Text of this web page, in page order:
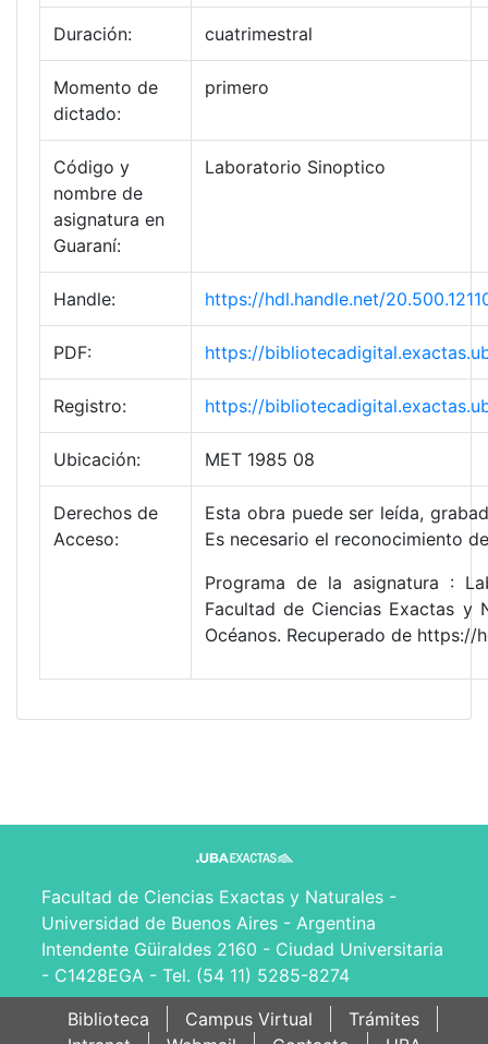
Duración: cuatrimestral
Momento de
dictado:
primero
Código y
nombre de
asignatura en
Guaraní:
Laboratorio Sinoptico
Handle: https://hdl.handle.net/
PDF: https://
Registro: https://
Ubicación: MET 1985 08
Derechos de
Acceso:
Esta obra puede ser leída,
Es necesario el reconocimiento
Programa de la asignatura :
Facultad de Ciencias Exactas y
Océanos. Recuperado de https://
Facultad de Ciencias Exactas y Naturales -
Universidad de Buenos Aires - Argentina
Intendente Güiraldes 2160 - Ciudad Universitaria
- C1428EGA - Tel. (54 11) 5285-8274
Biblioteca
Campus Virtual
Trámites